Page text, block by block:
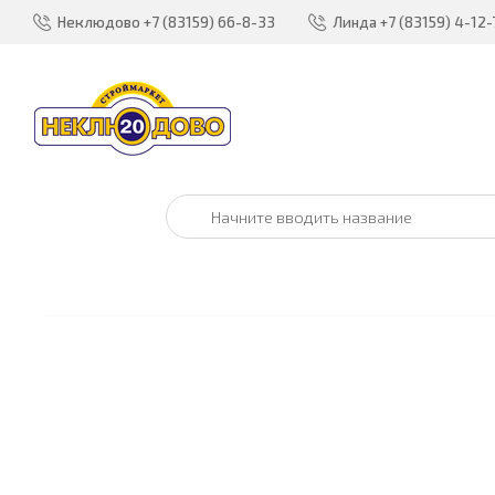
Неклюдово +7 (83159) 66-8-33 Линда +7 (83159) 4-12-